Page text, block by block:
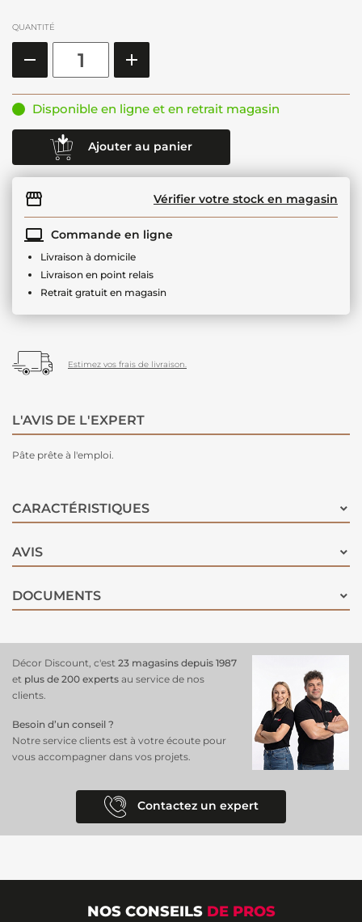
QUANTITÉ
Disponible en ligne et en retrait magasin
Ajouter au panier
Vérifier votre stock en magasin
Commande en ligne
Livraison à domicile
Livraison en point relais
Retrait gratuit en magasin
Estimez vos frais de livraison.
L'AVIS DE L'EXPERT
Pâte prête à l'emploi.
CARACTÉRISTIQUES
AVIS
DOCUMENTS
Décor Discount, c'est 23 magasins depuis 1987
et plus de 200 experts au service de nos
clients.
Besoin d’un conseil ?
Notre service clients est à votre écoute pour
vous accompagner dans vos projets.
Contactez un expert
NOS CONSEILS DE PROS